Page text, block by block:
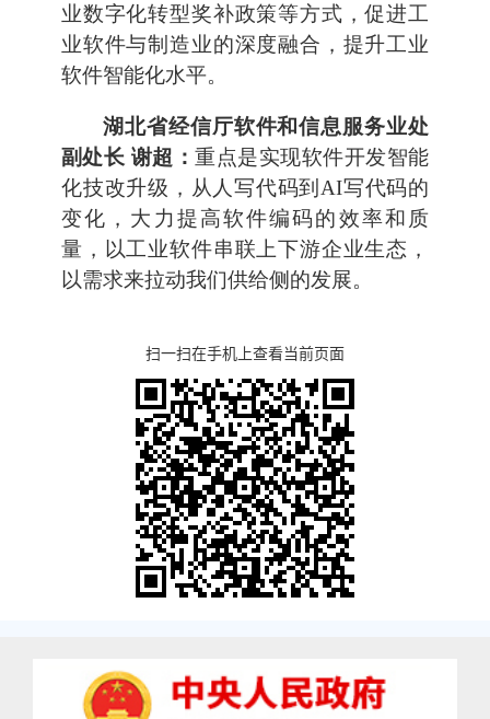
业数字化转型奖补政策等方式，促进工
业软件与制造业的深度融合，提升工业
软件智能化水平。
湖北省经信厅软件和信息服务业处
副处长 谢超：重点是实现软件开发智能
化技改升级，从人写代码到AI写代码的
变化，大力提高软件编码的效率和质
量，以工业软件串联上下游企业生态，
以需求来拉动我们供给侧的发展。
扫一扫在手机上查看当前页面